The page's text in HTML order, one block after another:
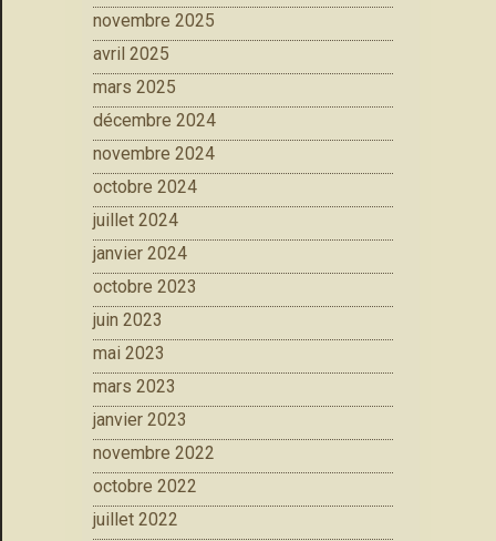
novembre 2025
avril 2025
mars 2025
décembre 2024
novembre 2024
octobre 2024
juillet 2024
janvier 2024
octobre 2023
juin 2023
mai 2023
mars 2023
janvier 2023
novembre 2022
octobre 2022
juillet 2022